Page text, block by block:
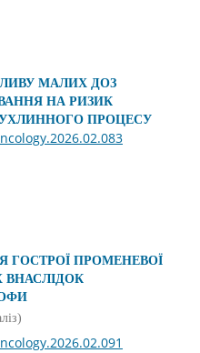
МАЛИХ ДОЗ
НА РИЗИК
ПРОЦЕСУ
ГОСТРОЇ ПРОМЕНЕВОЇ